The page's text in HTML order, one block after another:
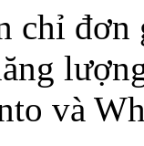
chỉ
và